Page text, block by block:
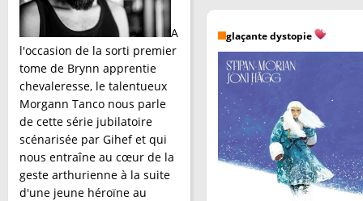
A
l'occasion de la sorti premier
tome de Brynn apprentie
chevaleresse, le talentueux
Morgann Tanco nous parle
de cette série jubilatoire
scénarisée par Gihef et qui
nous entraîne au cœur de la
geste arthurienne à la suite
d'une jeune héroïne au
glaçante dystopie